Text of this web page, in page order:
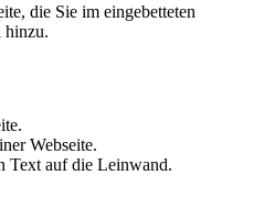
die Sie im eingebetteten
hinzu.
Webseite.
Text auf die Leinwand.